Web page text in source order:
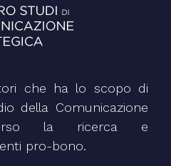
che ha lo scopo di
della Comunicazione
la ricerca e
pro-bono.